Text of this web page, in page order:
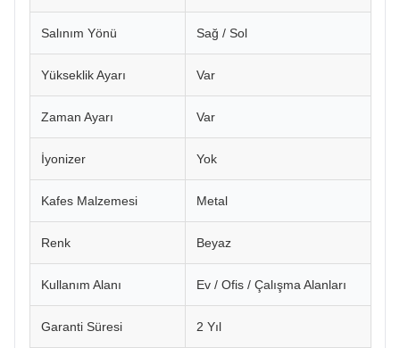
Salınım Yönü Sağ / Sol
Yükseklik Ayarı Var
Zaman Ayarı Var
İyonizer Yok
Kafes Malzemesi Metal
Renk Beyaz
Kullanım Alanı Ev / Ofis / Çalışma Alanları
Garanti Süresi 2 Yıl